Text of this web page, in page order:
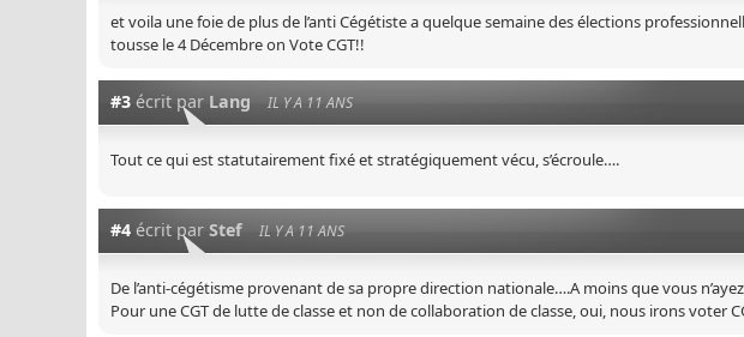
et voila une foie de plus de l’anti Cégétiste a quelque semaine des élections
tousse le 4 Décembre on Vote CGT!!
#3 écrit par Lang IL Y A 11 ANS
Tout ce qui est statutairement fixé et stratégiquement vécu, s’écroule….
#4 écrit par Stef IL Y A 11 ANS
De l’anti-cégétisme provenant de sa propre direction nationale….A moins que vous
Pour une CGT de lutte de classe et non de collaboration de classe, oui, nous irons voter